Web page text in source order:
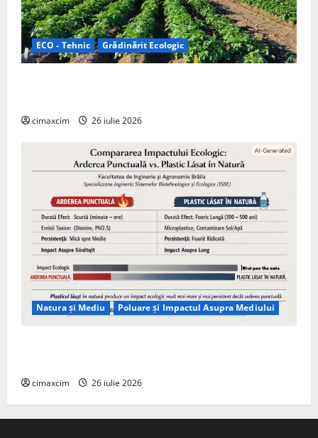
ECO - Tehnic Grădinărit Ecologic
cimaxcim 26 iulie 2026
Natura și Mediu Poluare și Impactul Asupra Mediului
cimaxcim 26 iulie 2026